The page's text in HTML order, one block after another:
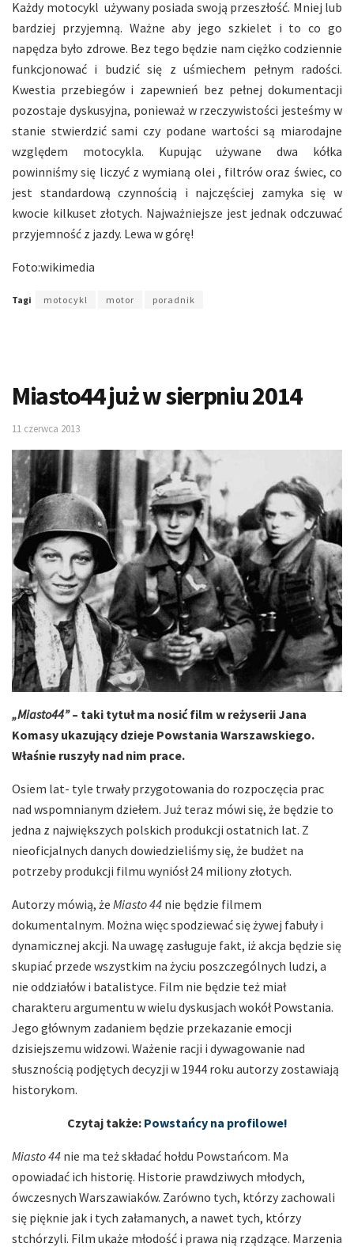
Każdy motocykl używany posiada swoją przeszłość. Mniej lub
bardziej przyjemną. Ważne aby jego szkielet i to co go
napędza było zdrowe. Bez tego będzie nam ciężko codziennie
funkcjonować i budzić się z uśmiechem pełnym radości.
Kwestia przebiegów i zapewnień bez pełnej dokumentacji
pozostaje dyskusyjna, ponieważ w rzeczywistości jesteśmy w
stanie stwierdzić sami czy podane wartości są miarodajne
względem motocykla. Kupując używane dwa kółka
powinniśmy się liczyć z wymianą olei , filtrów oraz świec, co
jest standardową czynnością i najczęściej zamyka się w
kwocie kilkuset złotych. Najważniejsze jest jednak odczuwać
przyjemność z jazdy. Lewa w górę!
Foto:wikimedia
Tagi motocykl motor poradnik
Miasto44 już w sierpniu 2014
11 czerwca 2013
„Miasto44”– taki tytuł ma nosić film w reżyserii Jana
Komasy ukazujący dzieje Powstania Warszawskiego.
Właśnie ruszyły nad nim prace.
Osiem lat- tyle trwały przygotowania do rozpoczęcia prac
nad wspomnianym dziełem. Już teraz mówi się, że będzie to
jedna z największych polskich produkcji ostatnich lat. Z
nieoficjalnych danych dowiedzieliśmy się, że budżet na
potrzeby produkcji filmu wyniósł 24 miliony złotych.
Autorzy mówią, że Miasto 44 nie będzie filmem
dokumentalnym. Można więc spodziewać się żywej fabuły i
dynamicznej akcji. Na uwagę zasługuje fakt, iż akcja będzie się
skupiać przede wszystkim na życiu poszczególnych ludzi, a
nie oddziałów i batalistyce. Film nie będzie też miał
charakteru argumentu w wielu dyskusjach wokół Powstania.
Jego głównym zadaniem będzie przekazanie emocji
dzisiejszemu widzowi. Ważenie racji i dywagowanie nad
słusznością podjętych decyzji w 1944 roku autorzy zostawiają
historykom.
Czytaj także: Powstańcy na profilowe!
Miasto 44 nie ma też składać hołdu Powstańcom. Ma
opowiadać ich historię. Historie prawdziwych młodych,
ówczesnych Warszawiaków. Zarówno tych, którzy zachowali
się pięknie jak i tych załamanych, a nawet tych, którzy
stchórzyli. Film ukaże młodość i prawa nią rządzące. Marzenia